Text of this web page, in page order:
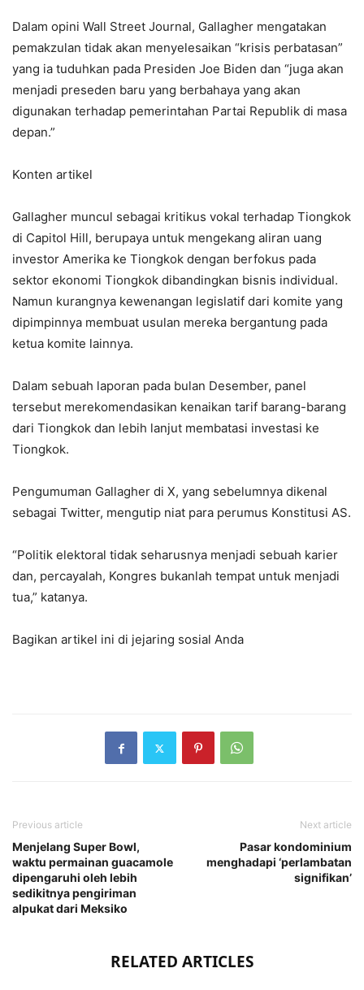
Dalam opini Wall Street Journal, Gallagher mengatakan
pemakzulan tidak akan menyelesaikan “krisis perbatasan”
yang ia tuduhkan pada Presiden Joe Biden dan “juga akan
menjadi preseden baru yang berbahaya yang akan
digunakan terhadap pemerintahan Partai Republik di masa
depan.”
Konten artikel
Gallagher muncul sebagai kritikus vokal terhadap Tiongkok
di Capitol Hill, berupaya untuk mengekang aliran uang
investor Amerika ke Tiongkok dengan berfokus pada
sektor ekonomi Tiongkok dibandingkan bisnis individual.
Namun kurangnya kewenangan legislatif dari komite yang
dipimpinnya membuat usulan mereka bergantung pada
ketua komite lainnya.
Dalam sebuah laporan pada bulan Desember, panel
tersebut merekomendasikan kenaikan tarif barang-barang
dari Tiongkok dan lebih lanjut membatasi investasi ke
Tiongkok.
Pengumuman Gallagher di X, yang sebelumnya dikenal
sebagai Twitter, mengutip niat para perumus Konstitusi AS.
“Politik elektoral tidak seharusnya menjadi sebuah karier
dan, percayalah, Kongres bukanlah tempat untuk menjadi
tua,” katanya.
Bagikan artikel ini di jejaring sosial Anda
Previous article
Menjelang Super Bowl,
waktu permainan guacamole
dipengaruhi oleh lebih
sedikitnya pengiriman
alpukat dari Meksiko
Next article
Pasar kondominium
menghadapi ‘perlambatan
signifikan’
RELATED ARTICLES